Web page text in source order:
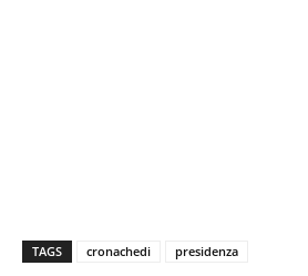
TAGS cronachedi presidenza